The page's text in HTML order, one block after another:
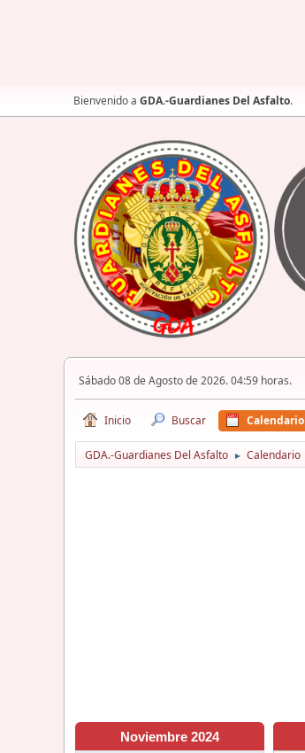
Bienvenido a GDA.-Guardianes Del Asfalto.
Sábado 08 de Agosto de 2026. 04:59 horas.
Inicio Buscar Calendario
GDA.-Guardianes Del Asfalto ► Calendario
Noviembre 2024